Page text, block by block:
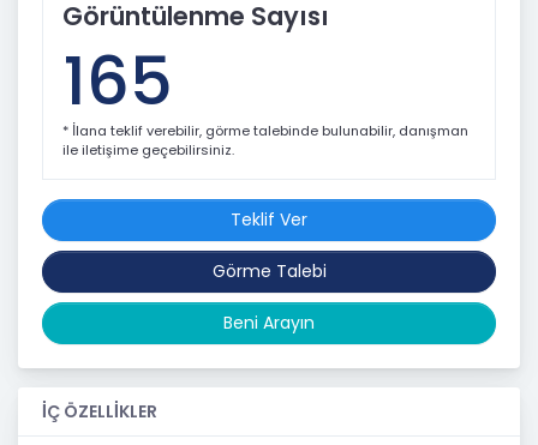
Görüntülenme Sayısı
165
* İlana teklif verebilir, görme talebinde bulunabilir, danışman
ile iletişime geçebilirsiniz.
Teklif Ver
Görme Talebi
Beni Arayın
İÇ ÖZELLİKLER